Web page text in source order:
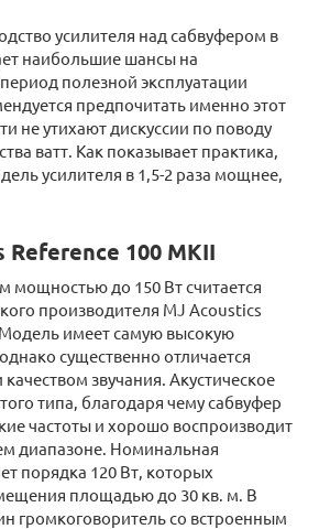
усилителя над сабвуфером в
наибольшие шансы на
полезной эксплуатации
предпочитать именно этот
не утихают дискуссии по поводу
ватт. Как показывает практика,
усилителя в 1,5-2 раза мощнее,
Reference 100 MKII
мощностью до 150 Вт считается
производителя MJ Acoustics
имеет самую высокую
существенно отличается
звучания. Акустическое
типа, благодаря чему сабвуфер
частоты и хорошо воспроизводит
диапазоне. Номинальная
порядка 120 Вт, которых
площадью до 30 кв. м. В
громкоговоритель со встроенным